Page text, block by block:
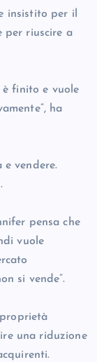
insistito per il
per riuscire a
è finito e vuole
ha
e vendere.
pensa che
vuole
si vende”.
una riduzione